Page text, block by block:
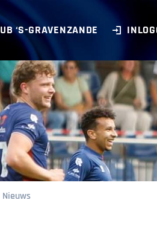
‘S-GRAVENZANDE
Nieuws